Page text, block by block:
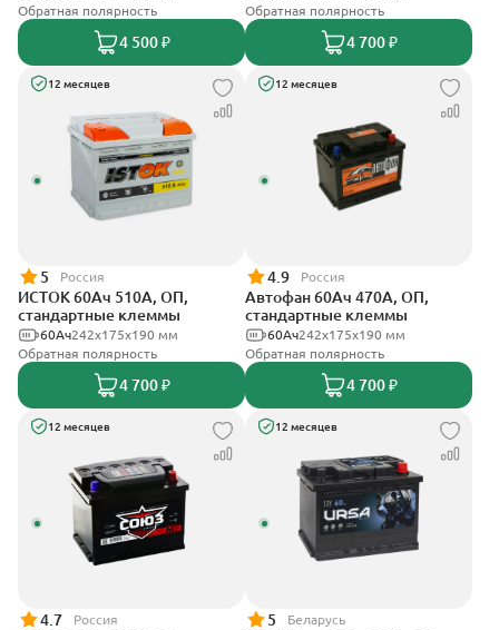
Обратная полярность
4 500 ₽
Обратная полярность
4 700 ₽
12 месяцев
5 Россия
ИСТОК 60Ач 510А, ОП,
стандартные клеммы
242x175x190 мм
60Ач
Обратная полярность
4 700 ₽
12 месяцев
4.9 Россия
Автофан 60Ач 470А, ОП,
стандартные клеммы
242х175х190 мм
60Ач
Обратная полярность
4 700 ₽
12 месяцев
4.7 Россия
12 месяцев
5 Беларусь